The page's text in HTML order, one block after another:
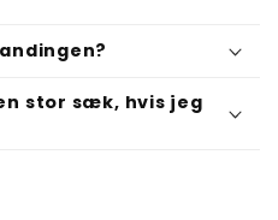
stor sæk, hvis jeg